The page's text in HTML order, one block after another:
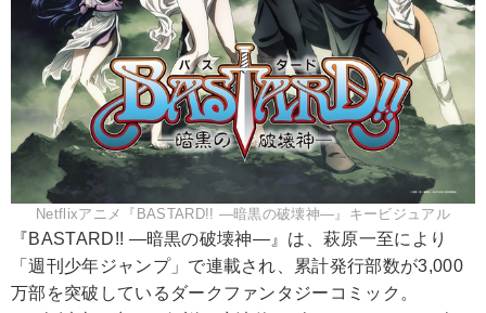
Netflixアニメ『BASTARD!! ―暗黒の破壊神―』キービジュアル
『BASTARD!! ―暗黒の破壊神―』は、萩原一至により
「週刊少年ジャンプ」で連載され、累計発行部数が3,000
万部を突破しているダークファンタジーコミック。